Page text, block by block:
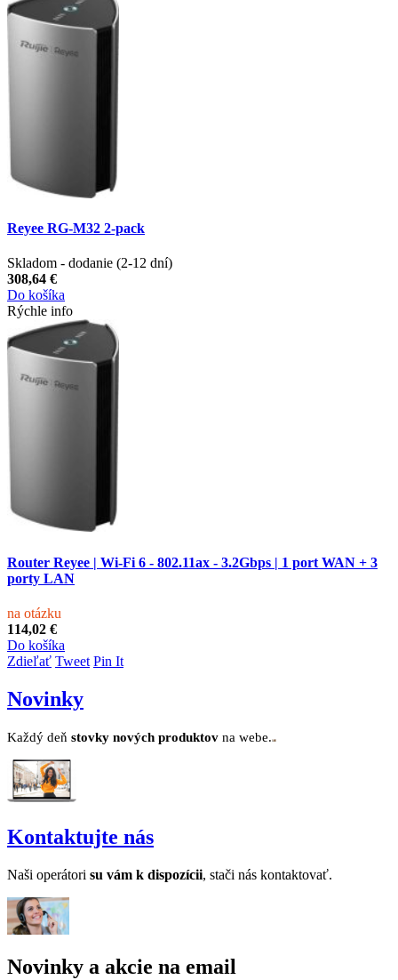
Reyee RG-M32 2-pack
Skladom - dodanie (2-12 dní)
308,64 €
Do košíka
Rýchle info
Router Reyee | Wi-Fi 6 - 802.11ax - 3.2Gbps | 1 port WAN + 3
porty LAN
na otázku
114,02 €
Do košíka
Zdieľať Tweet Pin It
Novinky
Každý deň stovky nových produktov na webe.
Kontaktujte nás
Naši operátori su vám k dispozícii, stači nás kontaktovať.
Novinky a akcie na email